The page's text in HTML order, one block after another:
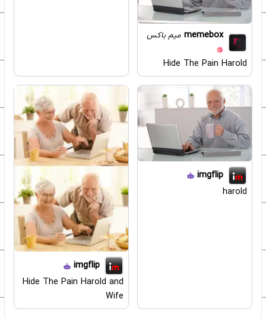
memebox میم باکس
Hide The Pain Harold
imgflip
harold
imgflip
Hide The Pain Harold and
Wife